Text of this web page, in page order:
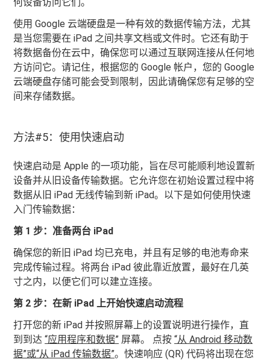
使用 Google 云端硬盘是一种有效的数据传输方法，尤其
是当您需要在 iPad 之间共享文档或文件时。它还有助于
将数据备份在云中，确保您可以通过互联网连接从任何地
方访问它。请记住，根据您的 Google 帐户，您的 Google
云端硬盘存储可能会受到限制，因此请确保您有足够的空
间来存储数据。
方法#5：使用快速启动
快速启动是 Apple 的一项功能，旨在尽可能顺利地设置新
设备并从旧设备传输数据。它允许您在初始设置过程中将
数据从旧 iPad 无线传输到新 iPad。以下是如何使用快速
入门传输数据：
第 1 步：准备两台 iPad
确保您的新旧 iPad 均已充电，并且有足够的电池寿命来
完成传输过程。将两台 iPad 彼此靠近放置，最好在几英
寸之内，以便它们可以建立连接。
第 2 步：在新 iPad 上开始快速启动流程
打开您的新 iPad 并按照屏幕上的设置说明进行操作，直
到到达“应用程序和数据” 屏幕。 点按“从 Android 移动数
据”或“从 iPad 传输数据”。快速响应 (QR) 代码将出现在您